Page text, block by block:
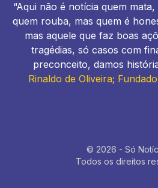
“Aqui não é notícia quem
quem rouba, mas quem é
mas aquele que faz boas
tragédias, só casos com
preconceito, damos
Rinaldo de Oliveira;
© 2026 - Só
Todos os direitos